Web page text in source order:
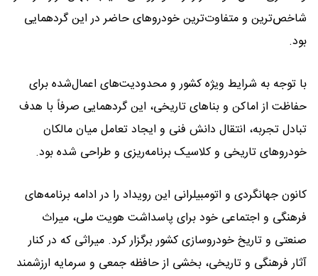
شاخص‌ترین و متفاوت‌ترین خودروهای حاضر در این گردهمایی
بود.
با توجه به شرایط ویژه کشور و محدودیت‌های اعمال‌شده برای
حفاظت از اماکن و بناهای تاریخی، این گردهمایی صرفاً با هدف
تبادل تجربه، انتقال دانش فنی و ایجاد تعامل میان مالکان
خودروهای تاریخی و کلاسیک برنامه‌ریزی و طراحی شده بود.
کانون جهانگردی و اتومبیلرانی این رویداد را در ادامه برنامه‌های
فرهنگی و اجتماعی خود برای پاسداشت هویت ملی، میراث
صنعتی و تاریخ خودروسازی کشور برگزار کرد. میراثی که در کنار
آثار فرهنگی و تاریخی، بخشی از حافظه جمعی و سرمایه ارزشمند